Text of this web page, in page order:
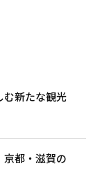
む新たな観光
都・滋賀の